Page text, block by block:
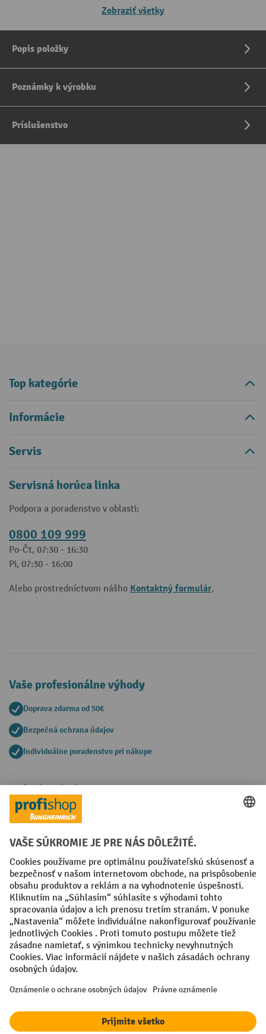
Zobraziť všetky
Popis položky
Poznámky k výrobku
Príslušenstvo
Top kategórie
Informácie
Servis
Servisná horúca linka
Podpora a poradenstvo v oblasti:
0800 109 999
Po-Čt, 07:30 - 16:30
Pi, 07:30 - 16:00
Alebo prostredníctvom nášho Kontaktný formulár.
Vaše profesionálne výhody
Doprava zdarma od 50€
Bezpečná ochrana údajov
Individuálne poradenstvo pri nákupe
Spôsoby platby
Creditcard (Master)Creditcard (Visa)
Faktúra Predplatba
Sociálne siete
Facebook
YouTube
LinkedIn
Nastavenia ochrany osobných údajov
All prices excl. VAT plusshipping costsand possible delivery charges,
¹ Zľava platí do vypredania zásob. Zľava sa nevzťahuje na špeciálne